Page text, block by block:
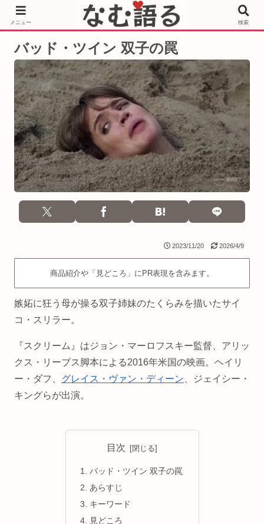
［PR］Prime Video もっと観るならサブスクリプション
バッド・ツイン 双子の罠
2023/11/20 2026/4/9
商品紹介や「見どころ」にPR表現を含みます。
嫉妬に狂う母が操る双子姉妹のたくらみを描いたサイ
コ・スリラー。
『スクリーム』はジョン・マーロフスキー監督、アリッ
クス・リーブス脚本による2016年米国の映画。ヘイリ
ー・ダフ、 グレイス・ヴァン・ディーン 、ジェイシー・
キングらが出演。
目次
バッド・ツイン 双子の罠
あらすじ
キーワード
見どころ
メニュー 検索